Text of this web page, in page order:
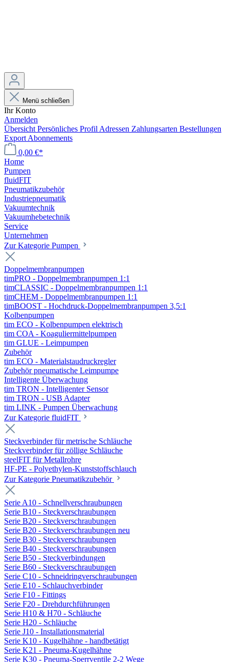
Menü schließen
Ihr Konto
Anmelden
Übersicht Persönliches Profil Adressen Zahlungsarten Bestellungen
Export Abonnements
0,00 €*
Home
Pumpen
fluidFIT
Pneumatikzubehör
Industriepneumatik
Vakuumtechnik
Vakuumhebetechnik
Service
Unternehmen
Zur Kategorie Pumpen
Doppelmembranpumpen
timPRO - Doppelmembranpumpen 1:1
timCLASSIC - Doppelmembranpumpen 1:1
timCHEM - Doppelmembranpumpen 1:1
timBOOST - Hochdruck-Doppelmembranpumpen 3,5:1
Kolbenpumpen
tim ECO - Kolbenpumpen elektrisch
tim COA - Koaguliermittelpumpen
tim GLUE - Leimpumpen
Zubehör
tim ECO - Materialstaudruckregler
Zubehör pneumatische Leimpumpe
Intelligente Überwachung
tim TRON - Intelligenter Sensor
tim TRON - USB Adapter
tim LINK - Pumpen Überwachung
Zur Kategorie fluidFIT
Steckverbinder für metrische Schläuche
Steckverbinder für zöllige Schläuche
steelFIT für Metallrohre
HF-PE - Polyethylen-Kunststoffschlauch
Zur Kategorie Pneumatikzubehör
Serie A10 - Schnellverschraubungen
Serie B10 - Steckverschraubungen
Serie B20 - Steckverschraubungen
Serie B20 - Steckverschraubungen neu
Serie B30 - Steckverschraubungen
Serie B40 - Steckverschraubungen
Serie B50 - Steckverbindungen
Serie B60 - Steckverschraubungen
Serie C10 - Schneidringverschraubungen
Serie E10 - Schlauchverbinder
Serie F10 - Fittings
Serie F20 - Drehdurchführungen
Serie H10 & H70 - Schläuche
Serie H20 - Schläuche
Serie J10 - Installationsmaterial
Serie K10 - Kugelhähne - handbetätigt
Serie K21 - Pneuma-Kugelhähne
Serie K30 - Pneuma-Sperrventile 2-2 Wege